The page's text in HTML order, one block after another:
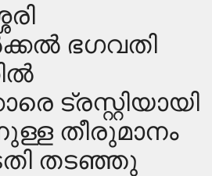
ഭഗവതി
ട്രസ്റ്റിയായി
തീരുമാനം
തടഞ്ഞു